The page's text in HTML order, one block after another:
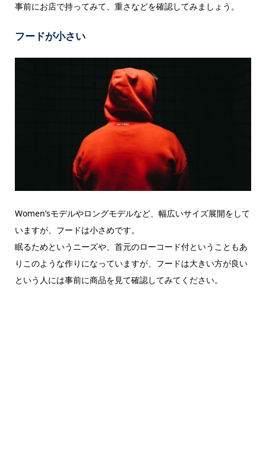
事前にお店で持ってみて、重さなどを確認してみましょう。
フードが小さい
Women’sモデルやロングモデルなど、幅広いサイズ展開をして
いますが、フードは小さめです。
眠るためというニーズや、首元のローコード付ということもあ
りこのような作りになっていますが、フードは大きい方が良い
という人には事前に商品を見て確認してみてください。